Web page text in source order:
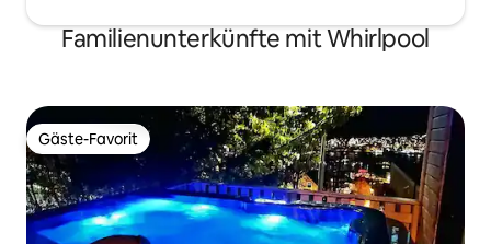
Familienunterkünfte mit Whirlpool
Gäste-Favorit
Gäste-Favorit